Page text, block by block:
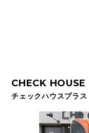
チェックハウスプラス